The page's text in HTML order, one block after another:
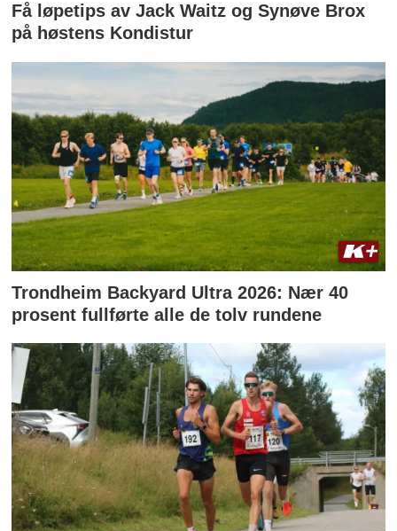
Få løpetips av Jack Waitz og Synøve Brox
på høstens Kondistur
Trondheim Backyard Ultra 2026: Nær 40
prosent fullførte alle de tolv rundene